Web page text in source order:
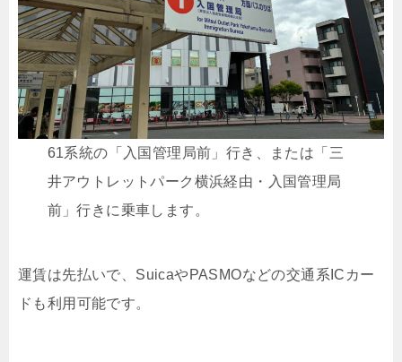
61系統の「入国管理局前」行き、または「三
井アウトレットパーク横浜経由・入国管理局
前」行きに乗車します。
運賃は先払いで、SuicaやPASMOなどの交通系ICカー
ドも利用可能です。